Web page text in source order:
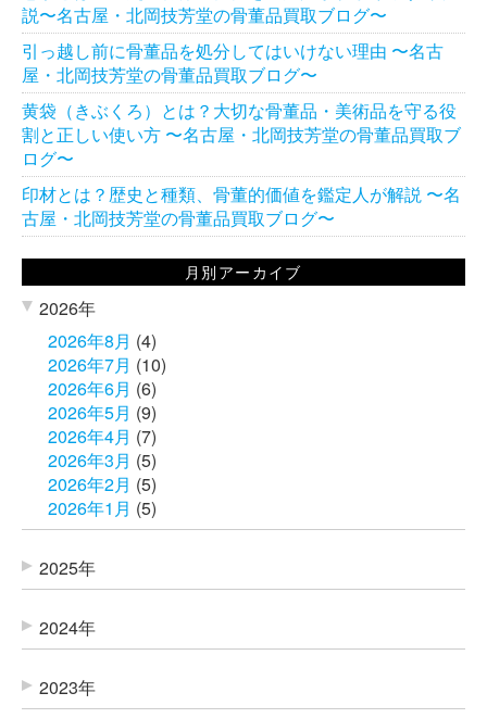
説〜名古屋・北岡技芳堂の骨董品買取ブログ〜
引っ越し前に骨董品を処分してはいけない理由 〜名古
屋・北岡技芳堂の骨董品買取ブログ〜
黄袋（きぶくろ）とは？大切な骨董品・美術品を守る役
割と正しい使い方 〜名古屋・北岡技芳堂の骨董品買取ブ
ログ〜
印材とは？歴史と種類、骨董的価値を鑑定人が解説 〜名
古屋・北岡技芳堂の骨董品買取ブログ〜
月別アーカイブ
2026年
2026年8月 (4)
2026年7月 (10)
2026年6月 (6)
2026年5月 (9)
2026年4月 (7)
2026年3月 (5)
2026年2月 (5)
2026年1月 (5)
2025年
2024年
2023年